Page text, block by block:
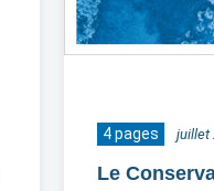
4 pages juillet
Le